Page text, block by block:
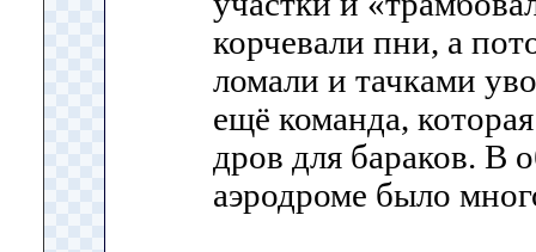
корчевали пни, а
ломали и тачками
ещё команда,
дров для бараков. В
аэродроме было